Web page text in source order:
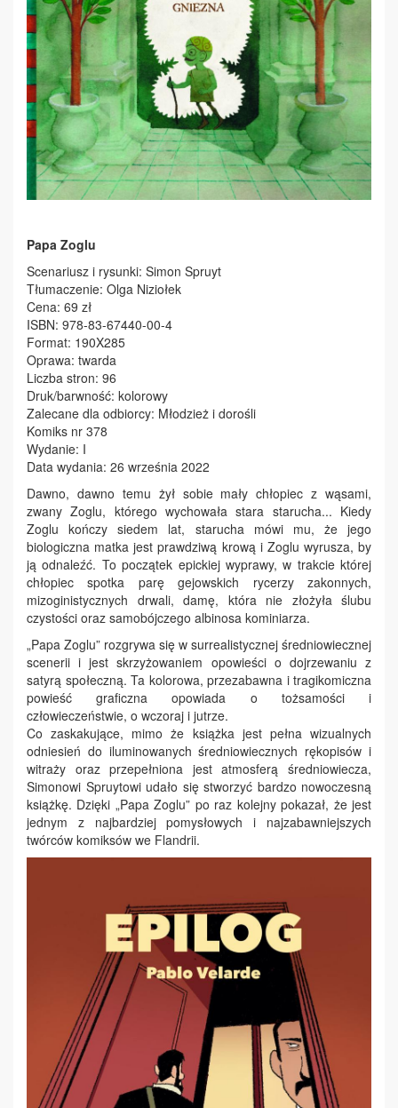
Papa Zoglu
Scenariusz i rysunki: Simon Spruyt
Tłumaczenie: Olga Niziołek
Cena: 69 zł
ISBN: 978-83-67440-00-4
Format: 190X285
Oprawa: twarda
Liczba stron: 96
Druk/barwność: kolorowy
Zalecane dla odbiorcy: Młodzież i dorośli
Komiks nr 378
Wydanie: I
Data wydania: 26 września 2022
Dawno, dawno temu żył sobie mały chłopiec z wąsami,
zwany Zoglu, którego wychowała stara starucha... Kiedy
Zoglu kończy siedem lat, starucha mówi mu, że jego
biologiczna matka jest prawdziwą krową i Zoglu wyrusza, by
ją odnaleźć. To początek epickiej wyprawy, w trakcie której
chłopiec spotka parę gejowskich rycerzy zakonnych,
mizoginistycznych drwali, damę, która nie złożyła ślubu
czystości oraz samobójczego albinosa kominiarza.
„Papa Zoglu” rozgrywa się w surrealistycznej średniowiecznej
scenerii i jest skrzyżowaniem opowieści o dojrzewaniu z
satyrą społeczną. Ta kolorowa, przezabawna i tragikomiczna
powieść graficzna opowiada o tożsamości i
człowieczeństwie, o wczoraj i jutrze.
Co zaskakujące, mimo że książka jest pełna wizualnych
odniesień do iluminowanych średniowiecznych rękopisów i
witraży oraz przepełniona jest atmosferą średniowiecza,
Simonowi Spruytowi udało się stworzyć bardzo nowoczesną
książkę. Dzięki „Papa Zoglu” po raz kolejny pokazał, że jest
jednym z najbardziej pomysłowych i najzabawniejszych
twórców komiksów we Flandrii.